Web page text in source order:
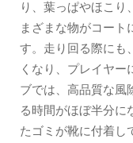
り、葉っぱやほこり
まざまな物がコート
す。走り回る際にも
くなり、プレイヤ
ブでは、高品質な風
る時間がほぼ半分に
たゴミが靴に付着し